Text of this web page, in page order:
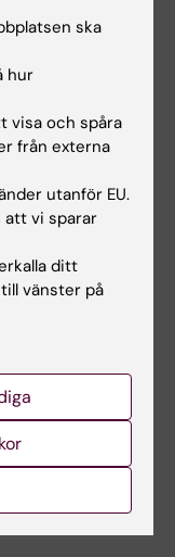
Institutet,
Petrus
och Kungl.
har
finns
to the
alveolar
Ringqvist,
Natalie
P. Di Santo,
ska
hur
visa och spåra
från externa
utanför EU.
att vi sparar
ditt
vänster på